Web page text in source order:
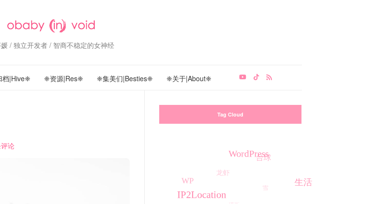
/ 独立开发者 / 智商不稳定的女神经
|Hive❈ ❈资源|Res❈ ❈集美们|Besties❈ ❈关于|About❈
论
Tag Cloud